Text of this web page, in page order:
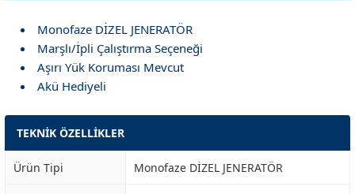
Monofaze DİZEL JENERATÖR
Marşlı/İpli Çalıştırma Seçeneği
Aşırı Yük Koruması Mevcut
Akü Hediyeli
TEKNİK ÖZELLİKLER
Ürün Tipi Monofaze DİZEL JENERATÖR